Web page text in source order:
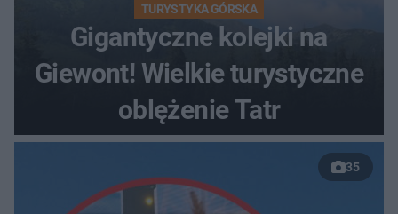
TURYSTYKA GÓRSKA
Gigantyczne kolejki na
Giewont! Wielkie turystyczne
oblężenie Tatr
35